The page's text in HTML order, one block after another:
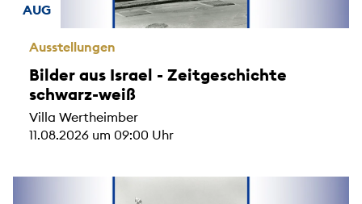
Ausstellungen
Bilder aus Israel - Zeitgeschichte
schwarz-weiß
Villa Wertheimber
11.08.2026 um 09:00 Uhr
AUG